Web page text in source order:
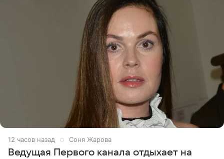
12 часов назад Соня Жарова
Ведущая Первого канала отдыхает на